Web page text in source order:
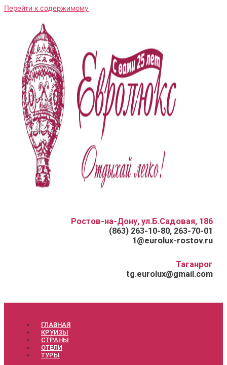
Перейти к содержимому
Ростов-на-Дону, ул.Б.Садовая, 186
(863) 263-10-80, 263-70-01
1@eurolux-rostov.ru
Таганрог
tg.eurolux@gmail.com
ГЛАВНАЯ
КРУИЗЫ
СТРАНЫ
ОТЕЛИ
ТУРЫ